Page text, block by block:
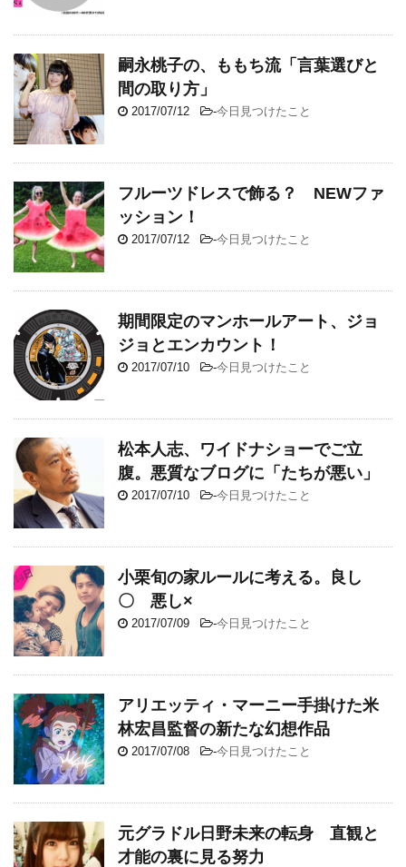
嗣永桃子の、ももち流「言葉選びと
間の取り方」
2017/07/12 -今日見つけたこと
フルーツドレスで飾る？ NEWファ
ッション！
2017/07/12 -今日見つけたこと
期間限定のマンホールアート、ジョ
ジョとエンカウント！
2017/07/10 -今日見つけたこと
松本人志、ワイドナショーでご立
腹。悪質なブログに「たちが悪い」
2017/07/10 -今日見つけたこと
小栗旬の家ルールに考える。良し
〇 悪し×
2017/07/09 -今日見つけたこと
アリエッティ・マーニー手掛けた米
林宏昌監督の新たな幻想作品
2017/07/08 -今日見つけたこと
元グラドル日野未来の転身 直観と
才能の裏に見る努力